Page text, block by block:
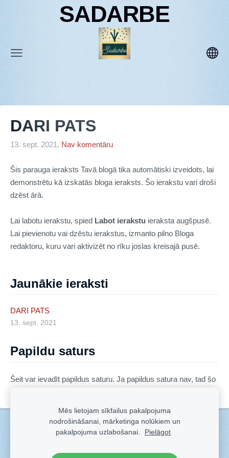
SADARBE
Jaunākie ieraksti
DARI PATS
13. sept. 2021
Papildu saturs
Šeit var ievadīt papildus saturu. Ja papildus satura nav, tad šo
DARI PATS
13. sept. 2021, Nav komentāru
Šis parauga ieraksts Tavā blogā tika automātiski izveidots, lai
demonstrētu kā izskatās bloga ieraksts. Šo ierakstu vari droši
dzēst ārā.
Lai labotu ierakstu, spied Labot ierakstu ieraksta augšpusē.
Lai pievienotu vai dzēstu ierakstus, izmanto pilno Bloga
redaktoru, kuru vari aktivizēt no rīku joslas kreisajā pusē.
Sīkdatnes
Veidots arSadarbe- labo mājas lapu ģeneratoru.
Mēs lietojam sīkfailus pakalpojuma
nodrošināšanai, mārketinga nolūkiem un
pakalpojuma uzlabošanai.
Pielāgot